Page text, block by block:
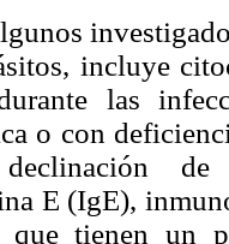
incluye
las
o con
E (IgE),
que tienen un